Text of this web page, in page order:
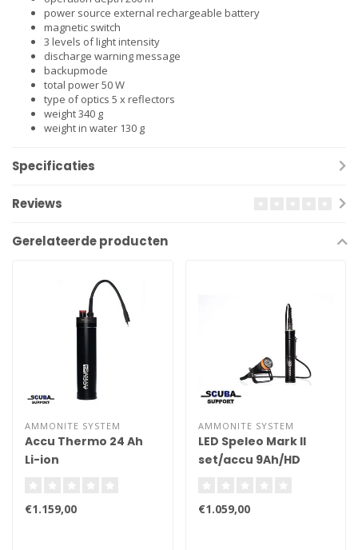
power source external rechargeable battery
magnetic switch
3 levels of light intensity
discharge warning message
backupmode
total power 50 W
type of optics 5 x reflectors
weight 340 g
weight in water 130 g
Specificaties
Reviews
Gerelateerde producten
AMMONITE SYSTEM
Accu Thermo 24 Ah
Li-ion
€1.159,00
AMMONITE SYSTEM
LED Speleo Mark II
set/accu 9Ah/HD
€1.059,00